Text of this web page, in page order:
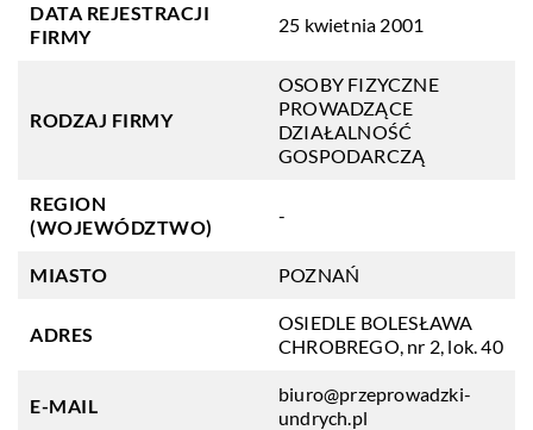
DATA REJESTRACJI
FIRMY
25 kwietnia 2001
RODZAJ FIRMY
OSOBY FIZYCZNE
PROWADZĄCE
DZIAŁALNOŚĆ
GOSPODARCZĄ
REGION
(WOJEWÓDZTWO)
-
MIASTO POZNAŃ
ADRES
OSIEDLE BOLESŁAWA
CHROBREGO, nr 2, lok. 40
E-MAIL
biuro@przeprowadzki-
undrych.pl